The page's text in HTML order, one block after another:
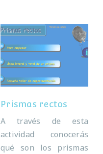
Prismas rectos
A través de esta
actividad conocerás
qué son los prismas